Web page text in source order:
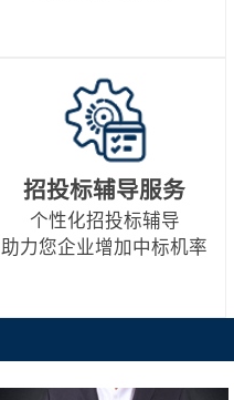
招投标辅导服务
个性化招投标辅导
助力您企业增加中标机率